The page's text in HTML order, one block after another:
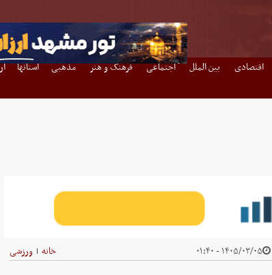
اقتصادی بین الملل اجتماعی فرهنگ و هنر مذهبی استانها
۱۴۰۵/۰۳/۰۵ - ۰۱:۴۰ خانه | ورزشی